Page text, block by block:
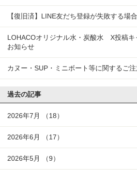
【復旧済】LINE友だち登録が失敗する場
LOHACOオリジナル水・炭酸水 X投稿
お知らせ
カヌー・SUP・ミニボート等に関するご
過去の記事
2026年7月 （18）
2026年6月 （17）
2026年5月 （9）